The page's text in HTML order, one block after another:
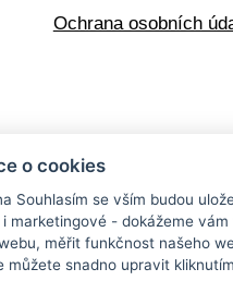
Ochrana osobních
KnihyPoškozené knihy
Sběratelské edice
Obrazy a
starožitnosti BlogKontakt
o cookies
Souhlasím se vším budou
marketingové - dokážeme
měřit funkčnost našeho
můžete snadno upravit